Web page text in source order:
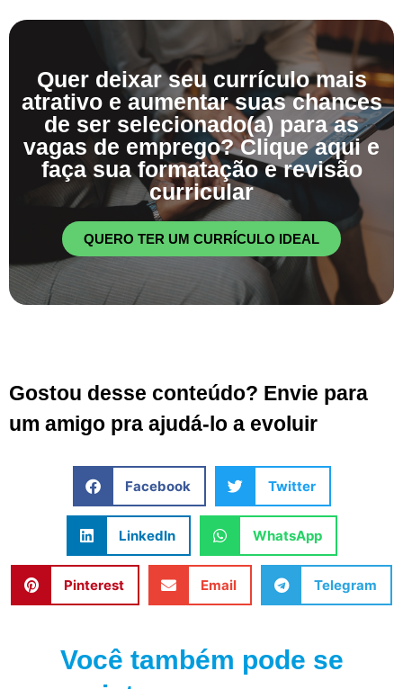
Quer deixar seu currículo mais
atrativo e aumentar suas chances
de ser selecionado(a) para as
vagas de emprego? Clique aqui e
faça sua formatação e revisão
curricular
QUERO TER UM CURRÍCULO IDEAL
Gostou desse conteúdo? Envie para
um amigo pra ajudá-lo a evoluir
Facebook Twitter
LinkedIn WhatsApp
Pinterest Email Telegram
Você também pode se